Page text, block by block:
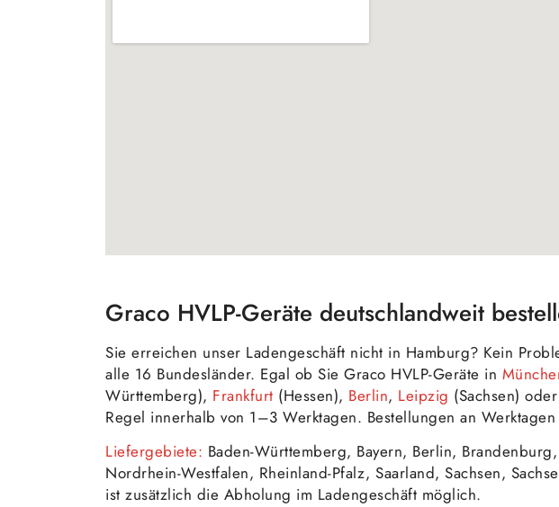
Graco HVLP-Geräte deutschlandweit
Sie erreichen unser Ladengeschäft nicht in Hamburg? Kein
alle 16 Bundesländer. Egal ob Sie Graco HVLP-Geräte in
Württemberg), Frankfurt (Hessen), Berlin, Leipzig (Sachsen)
Regel innerhalb von 1–3 Werktagen. Bestellungen an
Liefergebiete: Baden-Württemberg, Bayern, Berlin,
Nordrhein-Westfalen, Rheinland-Pfalz, Saarland, Sachsen,
ist zusätzlich die Abholung im Ladengeschäft möglich.